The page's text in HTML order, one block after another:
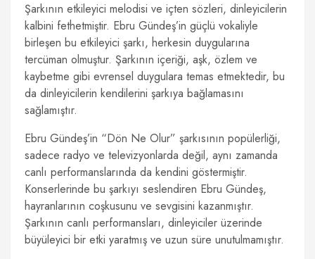
Şarkının etkileyici melodisi ve içten sözleri, dinleyicilerin
kalbini fethetmiştir. Ebru Gündeş’in güçlü vokaliyle
birleşen bu etkileyici şarkı, herkesin duygularına
tercüman olmuştur. Şarkının içeriği, aşk, özlem ve
kaybetme gibi evrensel duygulara temas etmektedir, bu
da dinleyicilerin kendilerini şarkıya bağlamasını
sağlamıştır.
Ebru Gündeş’in “Dön Ne Olur” şarkısının popülerliği,
sadece radyo ve televizyonlarda değil, aynı zamanda
canlı performanslarında da kendini göstermiştir.
Konserlerinde bu şarkıyı seslendiren Ebru Gündeş,
hayranlarının coşkusunu ve sevgisini kazanmıştır.
Şarkının canlı performansları, dinleyiciler üzerinde
büyüleyici bir etki yaratmış ve uzun süre unutulmamıştır.